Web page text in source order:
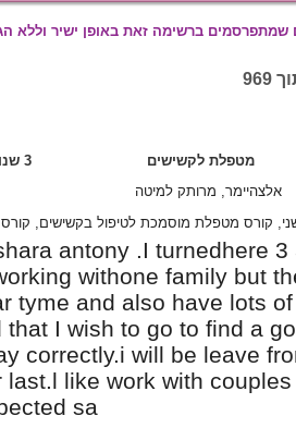
שמתפרסמים ברשימה זאת באופן ישיר וללא
מטפלת לקשישים
3 שנות נסיון
אלצהיימר, מרותק למיטה
קורס מטפלת מוסמכת לטיפול בקשישים, קורס
antony .I turnedhere 3
withone family but
tyme and also have lots
that I wish to go to find a
correctly.i will be leave
last.l like work with
sa